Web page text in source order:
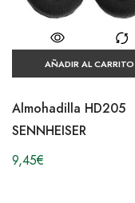
AÑADIR AL CARRITO
Almohadilla HD205
SENNHEISER
9,45€